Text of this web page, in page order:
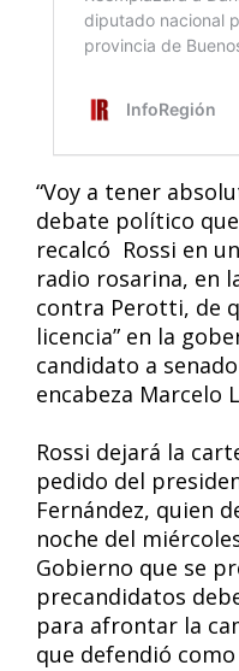
“Voy a tener
debate político que
recalcó Rossi en
radio rosarina, en
contra Perotti, de
licencia” en la
candidato a
encabeza Marcelo
Rossi dejará la
pedido del
Fernández, quien
noche del
Gobierno que se
precandidatos
para afrontar la
que defendió como